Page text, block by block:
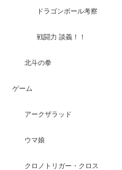
ドラゴンボール考察
戦闘力 談義！！
北斗の拳
ゲーム
アークザラッド
ウマ娘
クロノトリガー・クロス